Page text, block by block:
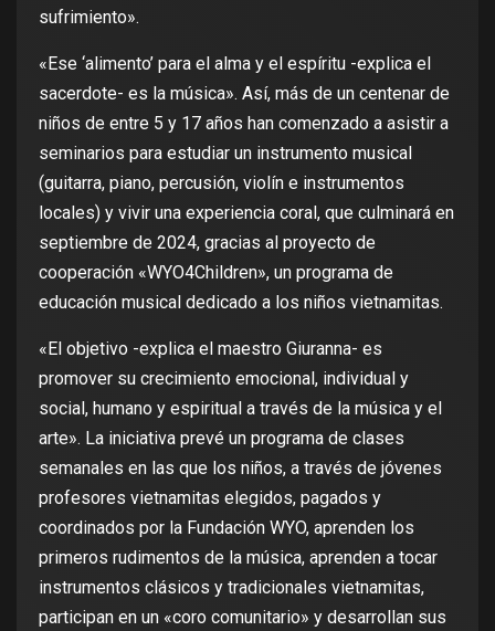
sufrimiento».
«Ese ‘alimento’ para el alma y el espíritu -explica el
sacerdote- es la música». Así, más de un centenar de
niños de entre 5 y 17 años han comenzado a asistir a
seminarios para estudiar un instrumento musical
(guitarra, piano, percusión, violín e instrumentos
locales) y vivir una experiencia coral, que culminará en
septiembre de 2024, gracias al proyecto de
cooperación «WYO4Children», un programa de
educación musical dedicado a los niños vietnamitas.
«El objetivo -explica el maestro Giuranna- es
promover su crecimiento emocional, individual y
social, humano y espiritual a través de la música y el
arte». La iniciativa prevé un programa de clases
semanales en las que los niños, a través de jóvenes
profesores vietnamitas elegidos, pagados y
coordinados por la Fundación WYO, aprenden los
primeros rudimentos de la música, aprenden a tocar
instrumentos clásicos y tradicionales vietnamitas,
participan en un «coro comunitario» y desarrollan sus